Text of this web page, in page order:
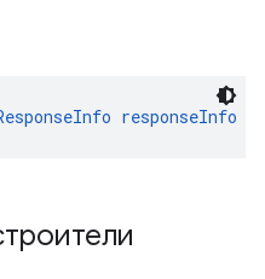
responseInfo